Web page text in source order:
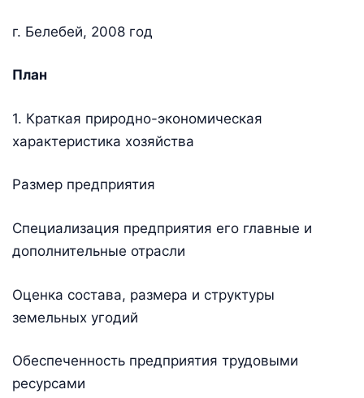
г. Белебей, 2008 год
План
1. Краткая природно-экономическая
характеристика хозяйства
Размер предприятия
Специализация предприятия его главные и
дополнительные отрасли
Оценка состава, размера и структуры
земельных угодий
Обеспеченность предприятия трудовыми
ресурсами